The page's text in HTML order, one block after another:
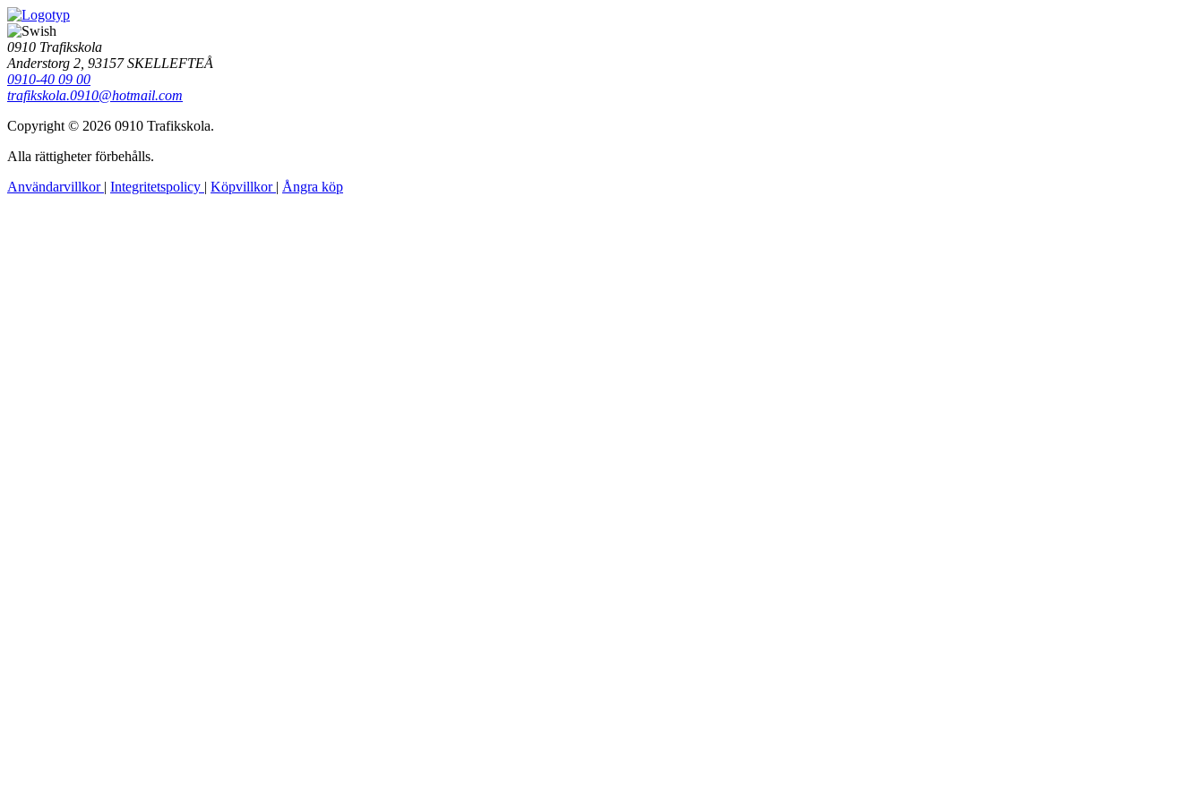
0910 Trafikskola
Anderstorg 2, 93157 SKELLEFTEÅ
0910-40 09 00
trafikskola.0910@hotmail.com
Copyright © 2026 0910 Trafikskola.
Alla rättigheter förbehålls.
Användarvillkor | Integritetspolicy | Köpvillkor | Ångra köp